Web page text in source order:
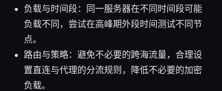
负载与时间段：同一服务器在不同时间段可能
负载不同，尝试在高峰期外段时间测试不同节
点。
路由与策略：避免不必要的跨海流量，合理设
置直连与代理的分流规则，降低不必要的加密
负载。